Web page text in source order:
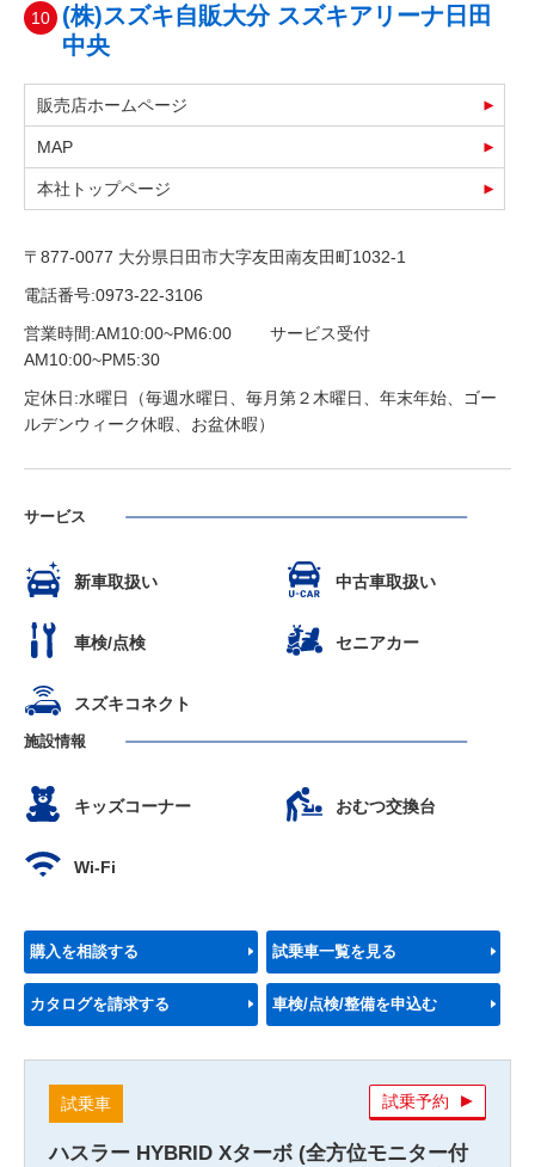
10
(株)スズキ自販大分 スズキアリーナ日田
中央
販売店ホームページ
MAP
本社トップページ
〒877-0077 大分県日田市大字友田南友田町1032-1
電話番号:0973-22-3106
営業時間:AM10:00~PM6:00 サービス受付
AM10:00~PM5:30
定休日:水曜日（毎週水曜日、毎月第２木曜日、年末年始、ゴー
ルデンウィーク休暇、お盆休暇）
サービス
新車取扱い 中古車取扱い
車検/点検 セニアカー
スズキコネクト
施設情報
キッズコーナー おむつ交換台
Wi-Fi
購入を相談する 試乗車一覧を見る
カタログを請求する 車検/点検/整備を申込む
試乗車
ハスラー HYBRID Xターボ (全方位モニター付
試乗予約